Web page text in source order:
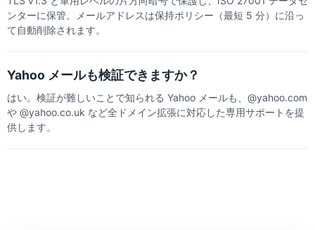
ンターに保管。メールアドレスは保持ポリシー（最短 5 分）に沿っ
て自動削除されます。
Yahoo メールも検証できますか？
はい。検証が難しいことで知られる Yahoo メールも、@yahoo.com
や @yahoo.co.uk など全ドメイン拡張に対応した専用サポートを提
供します。